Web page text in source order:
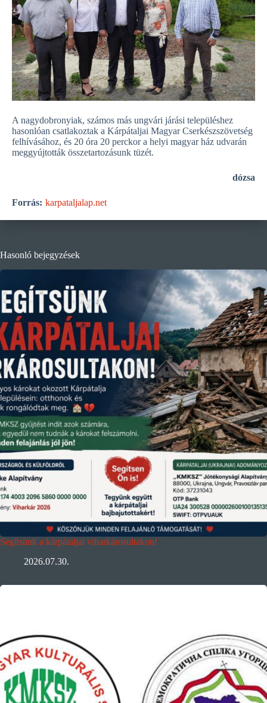
A nagydobronyiak, számos más ungvári járási településhez
hasonlóan csatlakoztak a Kárpátaljai Magyar Cserkészszövetség
felhívásához, és 20 óra 20 perckor a helyi magyar ház udvarán
meggyújtották összetartozásunk tüzét.
dózsa
Forrás: karpataljalap.net
Hasonló bejegyzések
Segítsünk a kárpátaljai viharkárosultakon!
2026.07.30.